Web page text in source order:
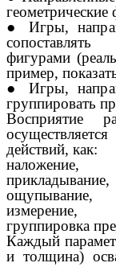
● Игры,
фигурами
пример,
● Игры,
группировать
Восприятие
действий, как:
наложение,
прикладывание,
ощупывание,
измерение,
группировка
Каждый
и толщина)